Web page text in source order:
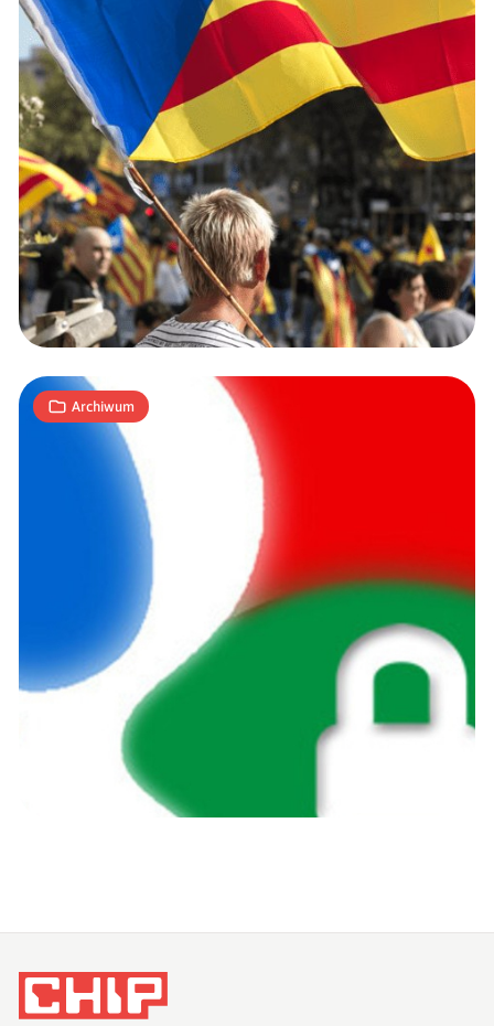
Archiwum
Hiszpańscy
wydawcy
żądają
powrotu
Google
News…
T 16.12.2014 |
1
min